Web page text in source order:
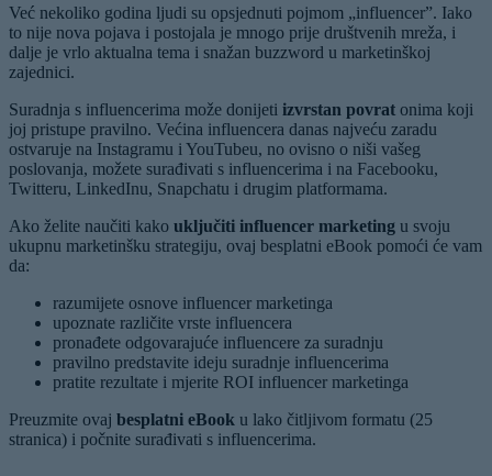
Već nekoliko godina ljudi su opsjednuti pojmom „influencer”. Iako
to nije nova pojava i postojala je mnogo prije društvenih mreža, i
dalje je vrlo аktualna tema i snažan buzzword u marketinškoj
zajednici.
Suradnja s influencerima može donijeti izvrstan povrat onima koji
joj pristupe pravilno. Većina influencera danas najveću zaradu
ostvaruje na Instagramu i YouTubeu, no ovisno o niši vašeg
poslovanja, možete surađivati s influencerima i na Facebooku,
Twitteru, LinkedInu, Snapchatu i drugim platformama.
Ako želite naučiti kako uključiti influencer marketing u svoju
ukupnu marketinšku strategiju, ovaj besplatni eBook pomoći će vam
da:
razumijete osnove influencer marketinga
upoznate različite vrste influencera
pronađete odgovarajuće influencere za suradnju
pravilno predstavite ideju suradnje influencerima
pratite rezultate i mjerite ROI influencer marketinga
Preuzmite ovaj besplatni eBook u lako čitljivom formatu (25
stranica) i počnite surađivati s influencerima.